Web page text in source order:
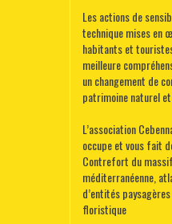
Les actions de
technique mises en
habitants et
meilleure
un changement de
patrimoine naturel
L’association
occupe et vous fait
Contrefort du
méditerranéenne,
d’entités
floristique